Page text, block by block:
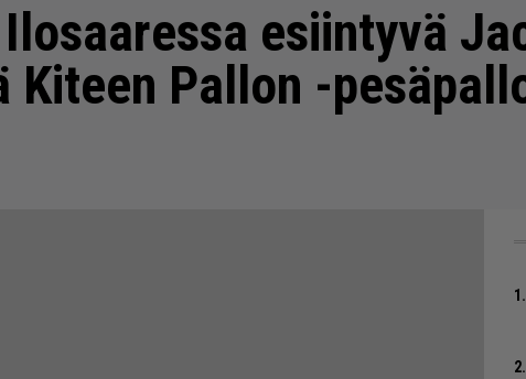
esiintyvä
Kiteen Pallon -